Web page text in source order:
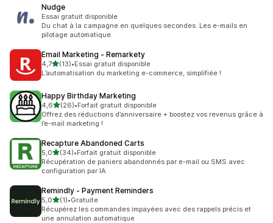
Nudge
Essai gratuit disponible
Du chat à la campagne en quelques secondes. Les e-mails en
pilotage automatique.
Email Marketing ‑ Remarkety
4,7étoile(s) sur 5
(13)
13 avis au total
•Essai gratuit disponible
L’automatisation du marketing e-commerce, simplifiée !
Happy Birthday Marketing
4,6étoile(s) sur 5
(26)
26 avis au total
•Forfait gratuit disponible
Offrez des réductions d’anniversaire + boostez vos revenus grâce à
l’e-mail marketing !
Recapture Abandoned Carts
5,0étoile(s) sur 5
(34)
34 avis au total
•Forfait gratuit disponible
Récupération de paniers abandonnés par e-mail ou SMS avec
configuration par IA
Remindly ‑ Payment Reminders
5,0étoile(s) sur 5
(1)
1 avis au total
•Gratuite
Récupérez les commandes impayées avec des rappels précis et
une annulation automatique